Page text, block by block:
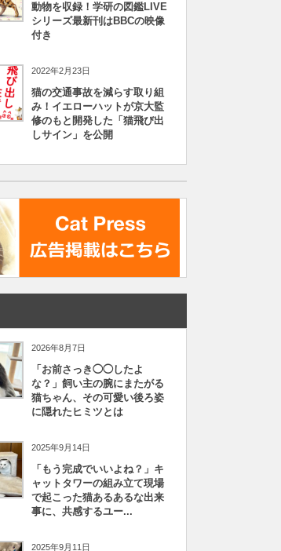
動物を収録！学研の図鑑LIVE
シリーズ最新刊はBBCの映像
付き
2022年2月23日
猫の交通事故を減らす取り組
み！イエローハットが京大監
修のもと開発した「猫飛び出
しサイン」を公開
2026年8月7日
「お前さっき◯◯したよ
な？」飼い主の腕にまたがる
猫ちゃん、その可愛い後ろ姿
に隠れたヒミツとは
2025年9月14日
「もう完成でいいよね？」キ
ャットタワーの組み立て現場
で起こった猫あるあるな出来
事に、共感するユー...
2025年9月11日